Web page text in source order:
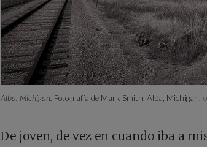
Alba, Michigan. Fotografía de Mark Smith, Alba, Michigan.
De joven, de vez en cuando iba a